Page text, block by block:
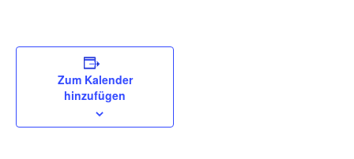
Zum Kalender
hinzufügen